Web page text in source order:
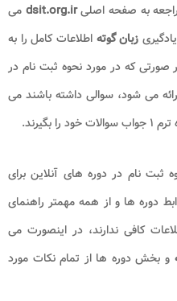
مراجعه به صفحه اصلیdsit.org.ir می
زبان گوته اطلاعات کامل را به
صورتی که در مورد نحوه ثبت نام در
می شود، سوالی داشته باشند می
ثبت نام در دوره های آنلاین برای
دوره ها و از همه مهمتر راهنمای
کافی ندارند، در اینصورت می
و بخش دوره ها از تمام نکات مورد